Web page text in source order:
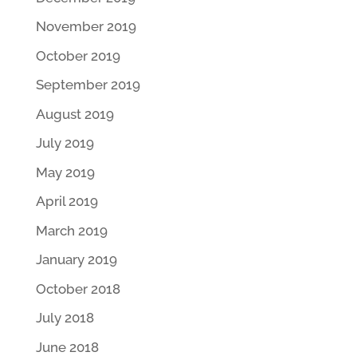
November 2019
October 2019
September 2019
August 2019
July 2019
May 2019
April 2019
March 2019
January 2019
October 2018
July 2018
June 2018